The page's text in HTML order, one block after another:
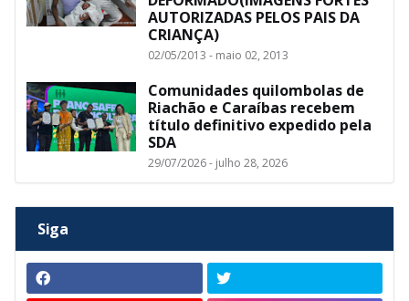
AUTORIZADAS PELOS PAIS DA
CRIANÇA)
02/05/2013 - maio 02, 2013
Comunidades quilombolas de
Riachão e Caraíbas recebem
título definitivo expedido pela
SDA
29/07/2026 - julho 28, 2026
Siga